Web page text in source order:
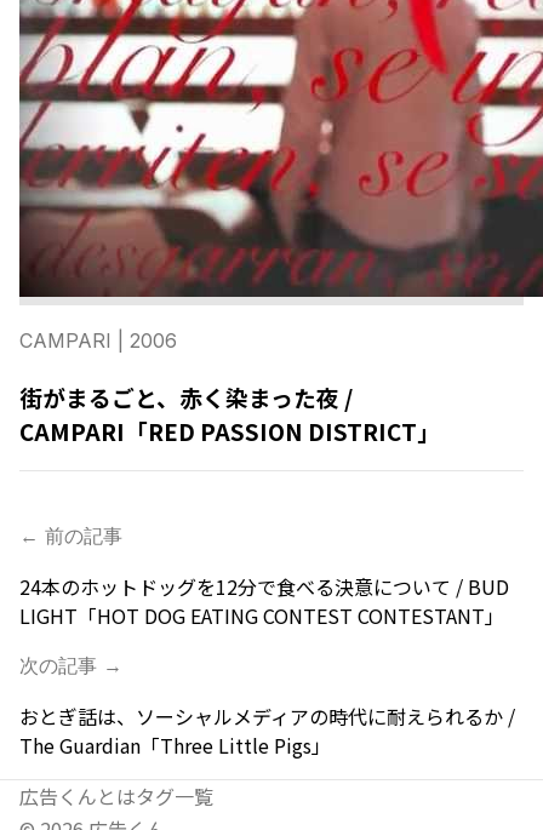
CAMPARI | 2006
街がまるごと、赤く染まった夜 /
CAMPARI「RED PASSION DISTRICT」
← 前の記事
24本のホットドッグを12分で食べる決意について / BUD
LIGHT「HOT DOG EATING CONTEST CONTESTANT」
次の記事 →
おとぎ話は、ソーシャルメディアの時代に耐えられるか /
The Guardian「Three Little Pigs」
広告くんとはタグ一覧